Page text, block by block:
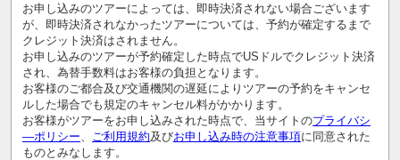
お申し込みのツアーによっては、即時決済されない場合ございます
が、即時決済されなかったツアーについては、予約が確定するまで
クレジット決済はされません。
お申し込みのツアーが予約確定した時点でUSドルでクレジット決済
され、為替手数料はお客様の負担となります。
お客様のご都合及び交通機関の遅延によりツアーの予約をキャンセ
ルした場合でも規定のキャンセル料がかかります。
お客様がツアーをお申し込みされた時点で、当サイトのプライバシ
―ポリシー
ご利用規約及びお申し込み時の注意事項に同意された
ものとみなします。